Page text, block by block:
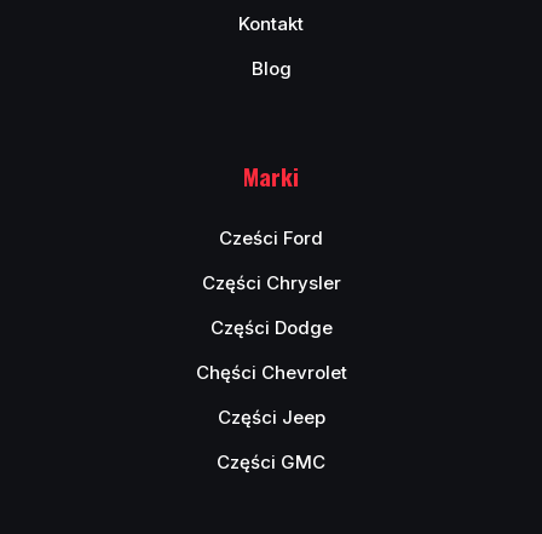
Kontakt
Blog
Marki
Cześci Ford
Części Chrysler
Części Dodge
Chęści Chevrolet
Części Jeep
Części GMC